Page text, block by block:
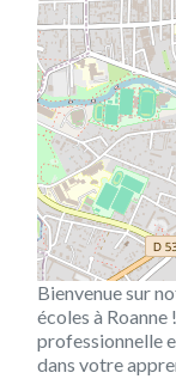
Bienvenue sur
écoles à Roanne
professionnelle
dans votre